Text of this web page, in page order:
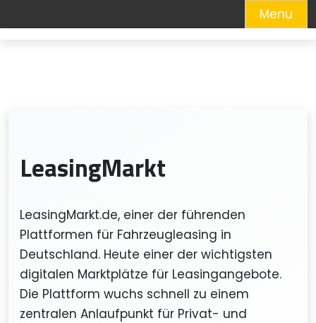
Menu
LeasingMarkt
LeasingMarkt.de, einer der führenden
Plattformen für Fahrzeugleasing in
Deutschland. Heute einer der wichtigsten
digitalen Marktplätze für Leasingangebote.
Die Plattform wuchs schnell zu einem
zentralen Anlaufpunkt für Privat- und